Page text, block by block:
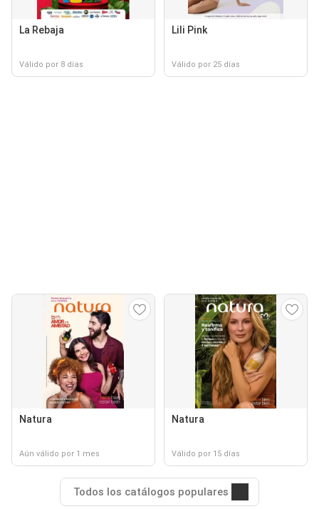
La Rebaja
Válido por 8 días
Lili Pink
Válido por 25 días
Natura
Aún válido por 1 mes
Natura
Válido por 15 días
Todos los catálogos populares